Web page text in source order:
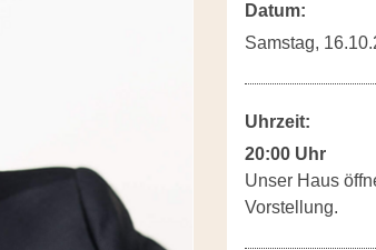
Datum:
Samstag,
Uhrzeit:
20:00 Uhr
Unser Haus
Vorstellung.